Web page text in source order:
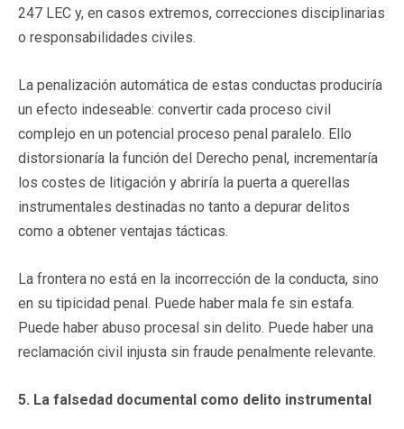
247 LEC y, en casos extremos, correcciones disciplinarias
o responsabilidades civiles.
La penalización automática de estas conductas produciría
un efecto indeseable: convertir cada proceso civil
complejo en un potencial proceso penal paralelo. Ello
distorsionaría la función del Derecho penal, incrementaría
los costes de litigación y abriría la puerta a querellas
instrumentales destinadas no tanto a depurar delitos
como a obtener ventajas tácticas.
La frontera no está en la incorrección de la conducta, sino
en su tipicidad penal. Puede haber mala fe sin estafa.
Puede haber abuso procesal sin delito. Puede haber una
reclamación civil injusta sin fraude penalmente relevante.
5. La falsedad documental como delito instrumental